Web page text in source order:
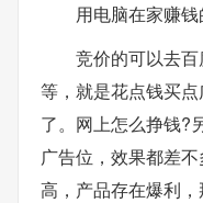
用电脑在家赚
竞价的可以去
等，就是花点钱买
了。网上怎么挣钱?
广告位，效果都差
高，产品存在爆利